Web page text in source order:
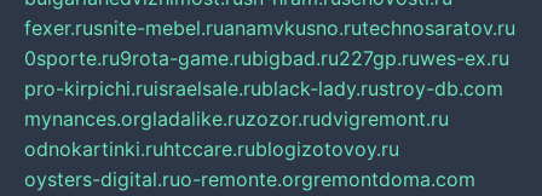
fexer.rusnite-mebel.ruanamvkusno.rutechnosaratov.ru
0sporte.ru9rota-game.rubigbad.ru227gp.ruwes-ex.ru
pro-kirpichi.ruisraelsale.rublack-lady.rustroy-db.com
mynances.orgladalike.ruzozor.rudvigremont.ru
odnokartinki.ruhtccare.rublogizotovoy.ru
oysters-digital.ruo-remonte.orgremontdoma.com